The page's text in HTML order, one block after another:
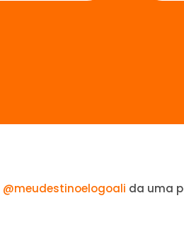
@meudestinoelogoali da uma